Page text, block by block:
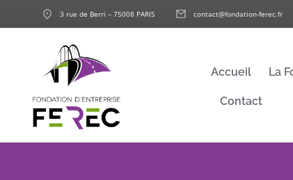
3 rue de Berri – 75008 PARIS contact@fondation-ferec.fr
Accueil La
Contact